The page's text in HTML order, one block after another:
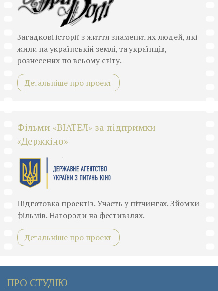
Загадкові історії з життя знаменитих людей, які
жили на українській землі, та українців,
рознесених по всьому світу.
Детальніше про проект
Фільми «ВІАТЕЛ» за підпримки
«Держкіно»
Підготовка проектів. Участь у пітчингах. Зйомки
фільмів. Нагороди на фестивалях.
Детальніше про проект
ПРО СТУДІЮ